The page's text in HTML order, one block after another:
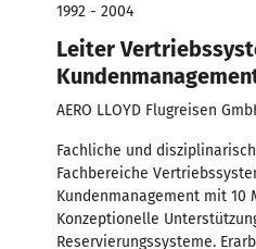
1992 - 2004
Leiter
AERO LLOYD Flugreisen
Fachliche und
Fachbereiche
Kundenmanagement mit 10
Konzeptionelle
Reservierungssysteme.